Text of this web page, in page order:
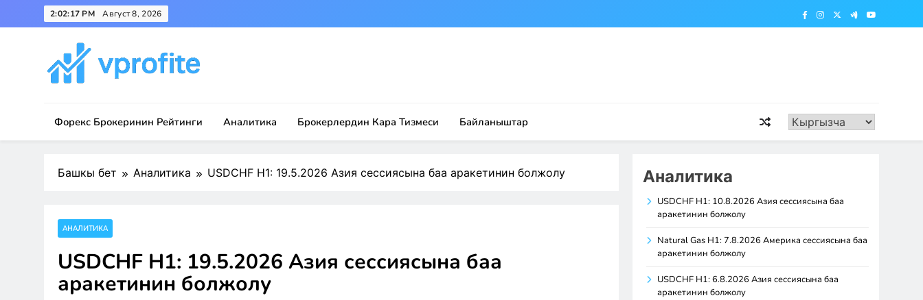
to
2:02:17 PM Август 8, 2026
Форекс Брокеринин Рейтинги Аналитика Брокерлердин Кара Тизмеси Байланыштар
Башкы бет Аналитика USDCHF H1: 19.5.2026 Азия сессиясына баа аракетинин болжолу
АНАЛИТИКА
USDCHF H1: 19.5.2026 Азия сессиясына баа
аракетинин болжолу
Аналитика
USDCHF H1: 10.8.2026 Азия сессиясына баа
аракетинин болжолу
Natural Gas H1: 7.8.2026 Америка сессиясына баа
аракетинин болжолу
USDCHF H1: 6.8.2026 Азия сессиясына баа
аракетинин болжолу